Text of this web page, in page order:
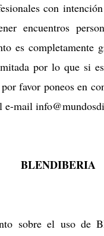
con
encuentros
es completamente
por lo que si
favor poneos en
e-mail
BLENDIBERIA
sobre el uso de